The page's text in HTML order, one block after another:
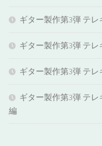
ギター製作第3弾 テ
ギター製作第3弾 テ
ギター製作第3弾 テ
ギター製作第3弾 テ
編